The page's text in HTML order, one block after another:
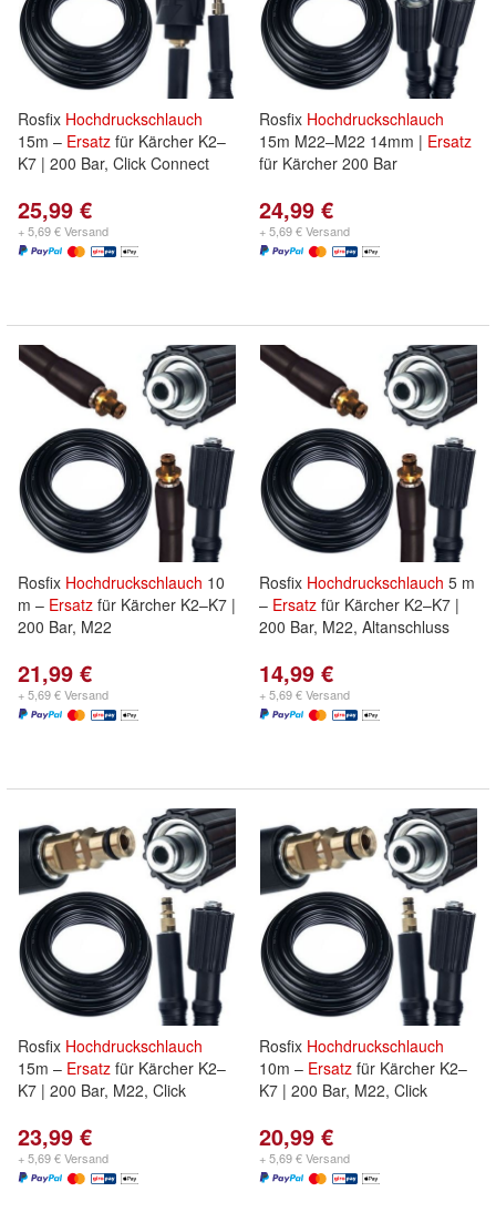
Rosfix Hochdruckschlauch
15m – Ersatz für Kärcher K2–
K7 | 200 Bar, Click Connect
25,99 €
+ 5,69 € Versand
Rosfix Hochdruckschlauch
15m M22–M22 14mm | Ersatz
für Kärcher 200 Bar
24,99 €
+ 5,69 € Versand
Rosfix Hochdruckschlauch 10
m – Ersatz für Kärcher K2–K7 |
200 Bar, M22
21,99 €
+ 5,69 € Versand
Rosfix Hochdruckschlauch 5 m
– Ersatz für Kärcher K2–K7 |
200 Bar, M22, Altanschluss
14,99 €
+ 5,69 € Versand
Rosfix Hochdruckschlauch
15m – Ersatz für Kärcher K2–
K7 | 200 Bar, M22, Click
23,99 €
+ 5,69 € Versand
Rosfix Hochdruckschlauch
10m – Ersatz für Kärcher K2–
K7 | 200 Bar, M22, Click
20,99 €
+ 5,69 € Versand